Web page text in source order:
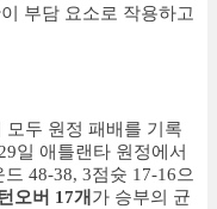
부담 요소로 작용하고
모두 원정 패배를 기록
일 애틀랜타 원정에서
48-38, 3점슛 17-16으
오버 17개 가 승부의 균